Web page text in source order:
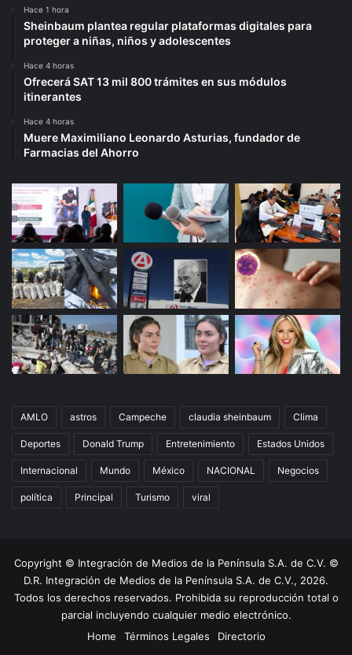
Hace 1 hora
Sheinbaum plantea regular plataformas digitales para
proteger a niñas, niños y adolescentes
Hace 4 horas
Ofrecerá SAT 13 mil 800 trámites en sus módulos
itinerantes
Hace 4 horas
Muere Maximiliano Leonardo Asturias, fundador de
Farmacias del Ahorro
AMLO astros Campeche claudia sheinbaum Clima
Deportes Donald Trump Entretenimiento Estados Unidos
Internacional Mundo México NACIONAL Negocios
política Principal Turismo viral
Copyright © Integración de Medios de la Península S.A. de C.V. ©
D.R. Integración de Medios de la Península S.A. de C.V., 2026.
Todos los derechos reservados. Prohibida su reproducción total o
parcial incluyendo cualquier medio electrónico.
Home
Términos Legales Directorio